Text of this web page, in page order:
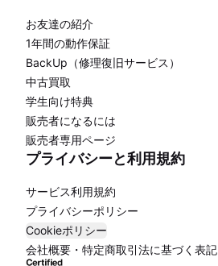
お友達の紹介
1年間の動作保証
BackUp（修理復旧サービス）
中古買取
学生向け特典
販売者になるには
販売者専用ページ
プライバシーと利用規約
サービス利用規約
プライバシーポリシー
Cookieポリシー
会社概要・特定商取引法に基づく表記